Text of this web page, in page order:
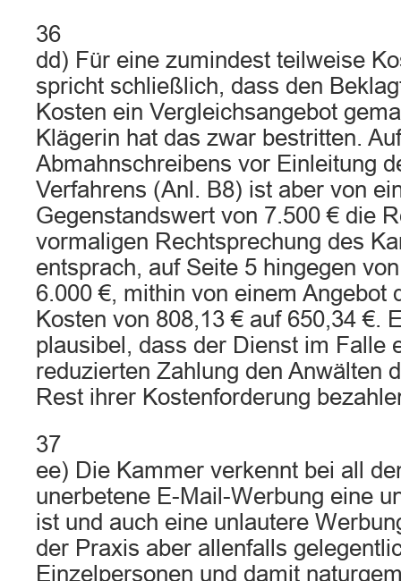
36
dd) Für eine zumindest teilweise
spricht schließlich, dass den
Kosten ein Vergleichsangebot
Klägerin hat das zwar bestritten.
Abmahnschreibens vor Einleitung
Verfahrens (Anl. B8) ist aber von
Gegenstandswert von 7.500 € die
vormaligen Rechtsprechung des
entsprach, auf Seite 5 hingegen
6.000 €, mithin von einem Angebot
Kosten von 808,13 € auf 650,34 €.
plausibel, dass der Dienst im Falle
reduzierten Zahlung den Anwälten
Rest ihrer Kostenforderung
37
ee) Die Kammer verkennt bei all
unerbetene E-Mail-Werbung eine
ist und auch eine unlautere
der Praxis aber allenfalls
Einzelpersonen und damit